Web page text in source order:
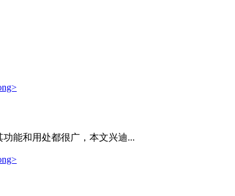
能和用处都很广，本文兴迪...